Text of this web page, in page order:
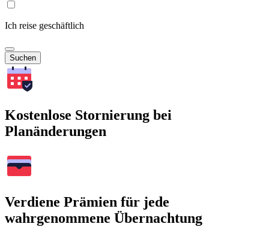
Ich reise geschäftlich
Suchen
Kostenlose Stornierung bei
Planänderungen
Verdiene Prämien für jede
wahrgenommene Übernachtung